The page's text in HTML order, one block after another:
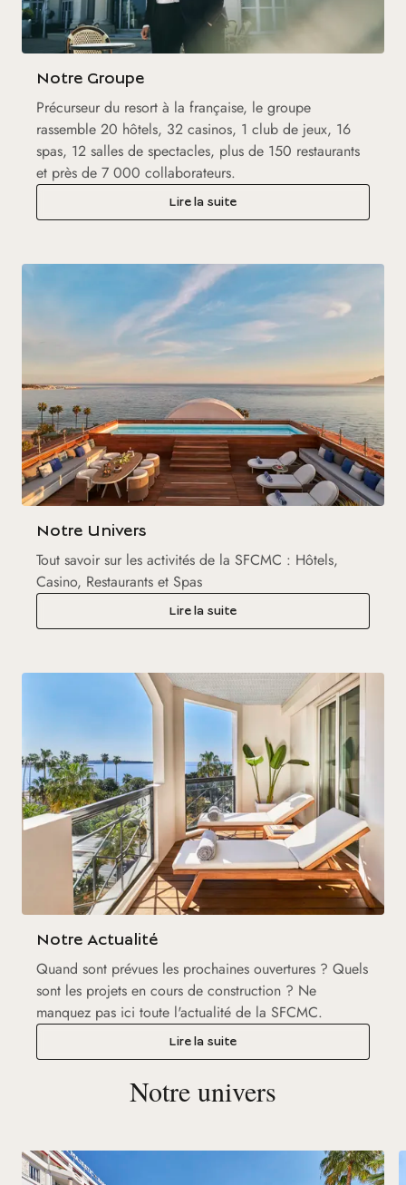
Notre Groupe
Précurseur du resort à la française, le groupe
rassemble 20 hôtels, 32 casinos, 1 club de jeux, 16
spas, 12 salles de spectacles, plus de 150 restaurants
et près de 7 000 collaborateurs.
Lire la suite
Notre Univers
Tout savoir sur les activités de la SFCMC : Hôtels,
Casino, Restaurants et Spas
Lire la suite
Notre Actualité
Quand sont prévues les prochaines ouvertures ? Quels
sont les projets en cours de construction ? Ne
manquez pas ici toute l'actualité de la SFCMC.
Lire la suite
Notre univers